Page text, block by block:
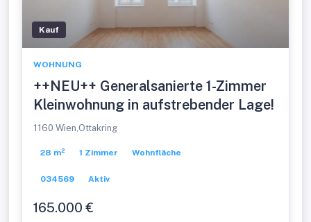
Kauf
WOHNUNG
++NEU++ Generalsanierte 1-Zimmer
Kleinwohnung in aufstrebender Lage!
1160 Wien,Ottakring
28 m² 1 Zimmer Wohnfläche
034569 Aktiv
165.000 €